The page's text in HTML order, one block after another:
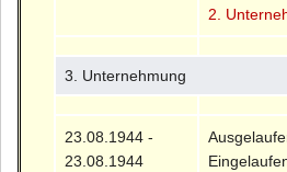
2.
3. Unternehmung
23.08.1944 -
23.08.1944